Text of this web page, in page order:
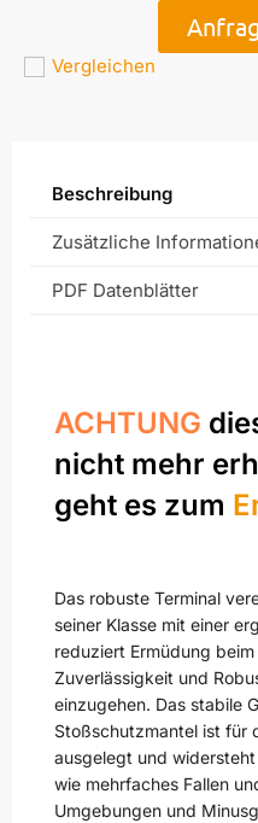
Vergleichen
Beschreibung
Zusätzliche
PDF Datenblätter
ACHTUNG
nicht mehr
geht es zum
Das robuste Terminal
seiner Klasse mit einer
reduziert Ermüdung
Zuverlässigkeit und
einzugehen. Das stabile
Stoßschutzmantel ist für
ausgelegt und
wie mehrfaches Fallen
Umgebungen und